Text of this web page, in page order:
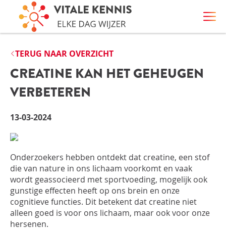
TERUG NAAR OVERZICHT
CREATINE KAN HET GEHEUGEN
VERBETEREN
13-03-2024
Onderzoekers hebben ontdekt dat creatine, een stof
die van nature in ons lichaam voorkomt en vaak
wordt geassocieerd met sportvoeding, mogelijk ook
gunstige effecten heeft op ons brein en onze
cognitieve functies. Dit betekent dat creatine niet
alleen goed is voor ons lichaam, maar ook voor onze
hersenen.